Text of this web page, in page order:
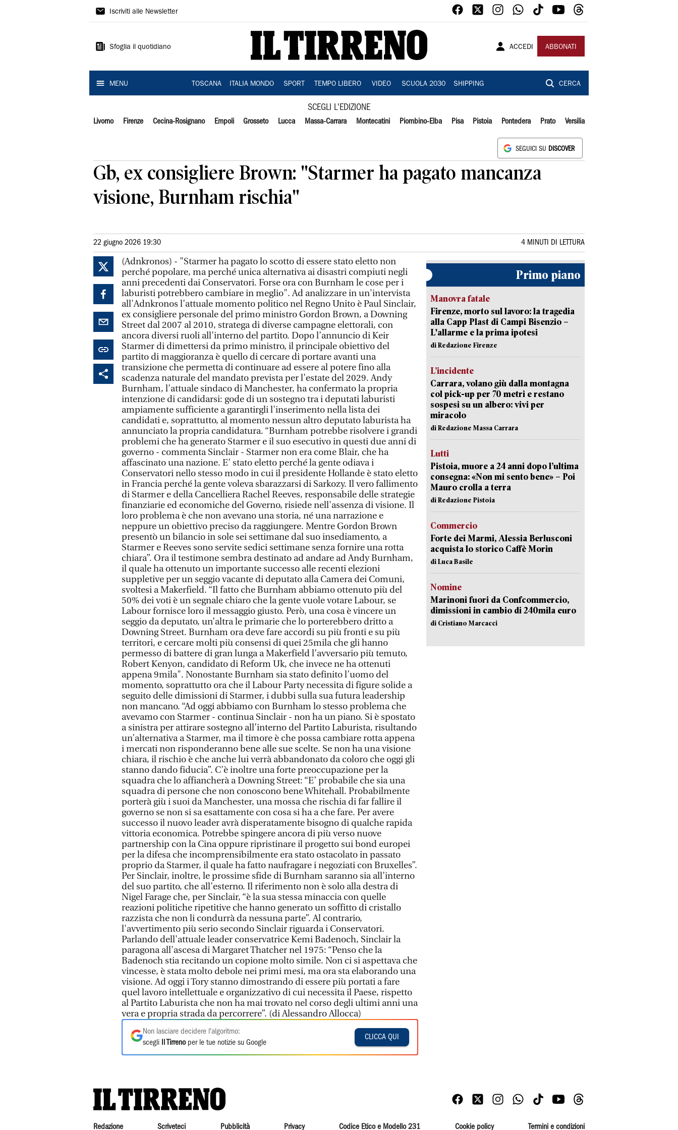
Il
Iscriviti alle Newsletter
Sfoglia il quotidiano ACCEDI ABBONATI
MENU TOSCANA ITALIA MONDO SPORT TEMPO LIBERO VIDEO SCUOLA 2030 SHIPPING CERCA
SCEGLI L'EDIZIONE
Livorno Firenze Cecina-Rosignano Empoli Grosseto Lucca Massa-Carrara Montecatini Piombino-Elba Pisa Pistoia Pontedera Prato Versilia
SEGUICI SU DISCOVER
Gb, ex consigliere Brown: "Starmer ha pagato mancanza
visione, Burnham rischia"
22 giugno 2026 19:30 4 MINUTI DI LETTURA
(Adnkronos) - "Starmer ha pagato lo scotto di essere stato eletto non
perché popolare, ma perché unica alternativa ai disastri compiuti negli
anni precedenti dai Conservatori. Forse ora con Burnham le cose per i
laburisti potrebbero cambiare in meglio". Ad analizzare in un'intervista
all'Adnkronos l’attuale momento politico nel Regno Unito è Paul Sinclair,
ex consigliere personale del primo ministro Gordon Brown, a Downing
Street dal 2007 al 2010, stratega di diverse campagne elettorali, con
ancora diversi ruoli all’interno del partito. Dopo l’annuncio di Keir
Starmer di dimettersi da primo ministro, il principale obiettivo del
partito di maggioranza è quello di cercare di portare avanti una
transizione che permetta di continuare ad essere al potere fino alla
scadenza naturale del mandato prevista per l’estate del 2029. Andy
Burnham, l’attuale sindaco di Manchester, ha confermato la propria
intenzione di candidarsi: gode di un sostegno tra i deputati laburisti
ampiamente sufficiente a garantirgli l'inserimento nella lista dei
candidati e, soprattutto, al momento nessun altro deputato laburista ha
annunciato la propria candidatura. “Burnham potrebbe risolvere i grandi
problemi che ha generato Starmer e il suo esecutivo in questi due anni di
governo - commenta Sinclair - Starmer non era come Blair, che ha
affascinato una nazione. E’ stato eletto perché la gente odiava i
Conservatori nello stesso modo in cui il presidente Hollande è stato eletto
in Francia perché la gente voleva sbarazzarsi di Sarkozy. Il vero fallimento
di Starmer e della Cancelliera Rachel Reeves, responsabile delle strategie
finanziarie ed economiche del Governo, risiede nell'assenza di visione. Il
loro problema è che non avevano una storia, né una narrazione e
neppure un obiettivo preciso da raggiungere. Mentre Gordon Brown
presentò un bilancio in sole sei settimane dal suo insediamento, a
Starmer e Reeves sono servite sedici settimane senza fornire una rotta
chiara”. Ora il testimone sembra destinato ad andare ad Andy Burnham,
il quale ha ottenuto un importante successo alle recenti elezioni
suppletive per un seggio vacante di deputato alla Camera dei Comuni,
svoltesi a Makerfield. “Il fatto che Burnham abbiamo ottenuto più del
50% dei voti è un segnale chiaro che la gente vuole votare Labour, se
Labour fornisce loro il messaggio giusto. Però, una cosa è vincere un
seggio da deputato, un’altra le primarie che lo porterebbero dritto a
Downing Street. Burnham ora deve fare accordi su più fronti e su più
territori, e cercare molti più consensi di quei 25mila che gli hanno
permesso di battere di gran lunga a Makerfield l’avversario più temuto,
Robert Kenyon, candidato di Reform Uk, che invece ne ha ottenuti
appena 9mila". Nonostante Burnham sia stato definito l’uomo del
momento, soprattutto ora che il Labour Party necessita di figure solide a
seguito delle dimissioni di Starmer, i dubbi sulla sua futura leadership
non mancano. “Ad oggi abbiamo con Burnham lo stesso problema che
avevamo con Starmer - continua Sinclair - non ha un piano. Si è spostato
a sinistra per attirare sostegno all’interno del Partito Laburista, risultando
un’alternativa a Starmer, ma il timore è che possa cambiare rotta appena
i mercati non risponderanno bene alle sue scelte. Se non ha una visione
chiara, il rischio è che anche lui verrà abbandonato da coloro che oggi gli
stanno dando fiducia”. C’è inoltre una forte preoccupazione per la
squadra che lo affiancherà a Downing Street: “E’ probabile che sia una
squadra di persone che non conoscono bene Whitehall. Probabilmente
porterà giù i suoi da Manchester, una mossa che rischia di far fallire il
governo se non si sa esattamente con cosa si ha a che fare. Per avere
successo il nuovo leader avrà disperatamente bisogno di qualche rapida
vittoria economica. Potrebbe spingere ancora di più verso nuove
partnership con la Cina oppure ripristinare il progetto sui bond europei
per la difesa che incomprensibilmente era stato ostacolato in passato
proprio da Starmer, il quale ha fatto naufragare i negoziati con Bruxelles”.
Per Sinclair, inoltre, le prossime sfide di Burnham saranno sia all’interno
del suo partito, che all’esterno. Il riferimento non è solo alla destra di
Nigel Farage che, per Sinclair, “è la sua stessa minaccia con quelle
reazioni politiche ripetitive che hanno generato un soffitto di cristallo
razzista che non li condurrà da nessuna parte”. Al contrario,
l'avvertimento più serio secondo Sinclair riguarda i Conservatori.
Parlando dell'attuale leader conservatrice Kemi Badenoch, Sinclair la
paragona all'ascesa di Margaret Thatcher nel 1975: “Penso che la
Badenoch stia recitando un copione molto simile. Non ci si aspettava che
vincesse, è stata molto debole nei primi mesi, ma ora sta elaborando una
visione. Ad oggi i Tory stanno dimostrando di essere più portati a fare
quel lavoro intellettuale e organizzativo di cui necessita il Paese, rispetto
al Partito Laburista che non ha mai trovato nel corso degli ultimi anni una
vera e propria strada da percorrere”. (di Alessandro Allocca)
Non lasciare decidere l'algoritmo:
scegli
Il Tirrenoper le tue notizie su Google
CLICCA QUI
Primo piano
Manovra fatale
Firenze, morto sul lavoro: la tragedia
alla Capp Plast di Campi Bisenzio –
L'allarme e la prima ipotesi
di Redazione Firenze
L’incidente
Carrara, volano giù dalla montagna
col pick-up per 70 metri e restano
sospesi su un albero: vivi per
miracolo
di Redazione Massa Carrara
Lutti
Pistoia, muore a 24 anni dopo l’ultima
consegna: «Non mi sento bene» – Poi
Mauro crolla a terra
di Redazione Pistoia
Commercio
Forte dei Marmi, Alessia Berlusconi
acquista lo storico Caffè Morin
di Luca Basile
Nomine
Marinoni fuori da Confcommercio,
dimissioni in cambio di 240mila euro
di Cristiano Marcacci
Redazione Scriveteci Pubblicità Privacy Codice Etico e Modello 231 Cookie policy Termini e condizioni